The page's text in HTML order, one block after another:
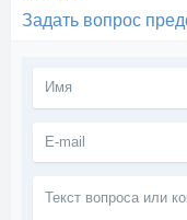
Задать вопрос
вопроса